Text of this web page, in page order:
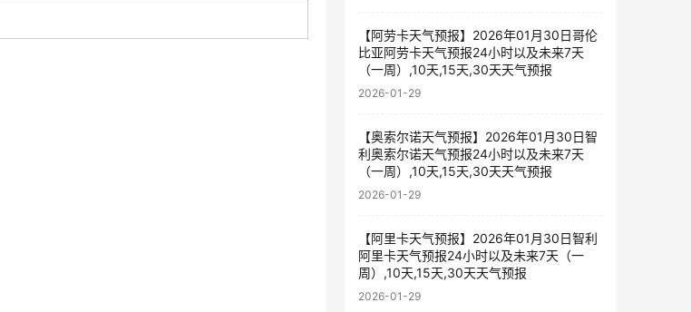
【阿劳卡天气预报】2026年01月30日哥伦
比亚阿劳卡天气预报24小时以及未来7天
（一周）,10天,15天,30天天气预报
2026-01-29
【奥索尔诺天气预报】2026年01月30日智
利奥索尔诺天气预报24小时以及未来7天
（一周）,10天,15天,30天天气预报
2026-01-29
【阿里卡天气预报】2026年01月30日智利
阿里卡天气预报24小时以及未来7天（一
周）,10天,15天,30天天气预报
2026-01-29